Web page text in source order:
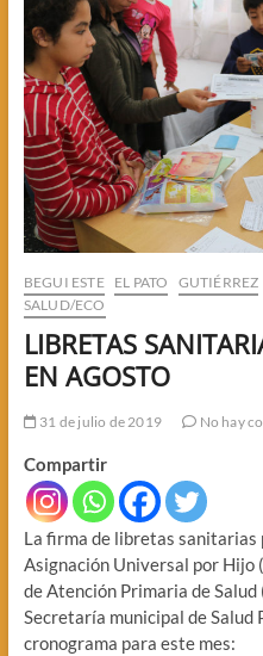
BEGUI ESTE EL PATO GUTIÉRREZ
SALUD/ECO
LIBRETAS
EN AGOSTO
31 de julio de 2019 No hay
Compartir
La firma de libretas sanitarias
Asignación Universal por Hijo
de Atención Primaria de Salud
Secretaría municipal de Salud
cronograma para este mes: